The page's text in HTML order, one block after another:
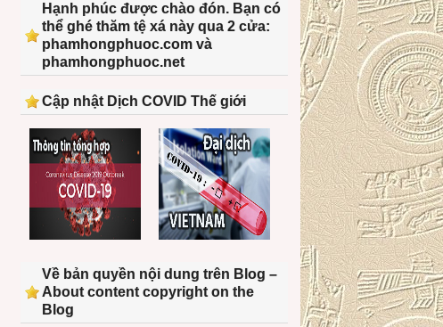
Hạnh phúc được chào đón. Bạn có
thể ghé thăm tệ xá này qua 2 cửa:
phamhongphuoc.com và
phamhongphuoc.net
Cập nhật Dịch COVID Thế giới
Về bản quyền nội dung trên Blog –
About content copyright on the
Blog